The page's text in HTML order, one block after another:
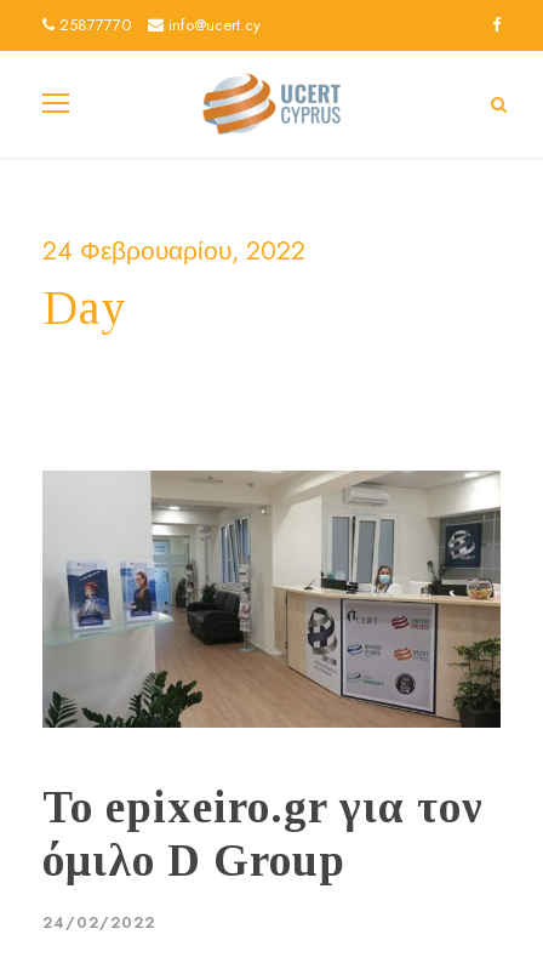
25877770 info@ucert.cy
24 Φεβρουαρίου, 2022
Day
Το epixeiro.gr για τον
όμιλο D Group
24/02/2022